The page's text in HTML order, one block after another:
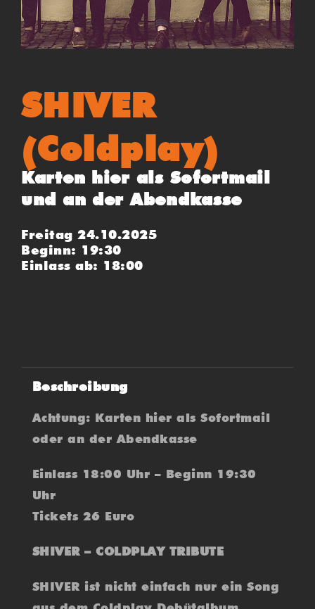
SHIVER
(Coldplay)
Karten hier als Sofortmail
und an der Abendkasse
Freitag 24.10.2025
Beginn: 19:30
Einlass ab: 18:00
Beschreibung
Achtung: Karten hier als Sofortmail
oder an der Abendkasse
Einlass 18:00 Uhr – Beginn 19:30
Uhr
Tickets 26 Euro
SHIVER – COLDPLAY TRIBUTE
SHIVER ist nicht einfach nur ein Song